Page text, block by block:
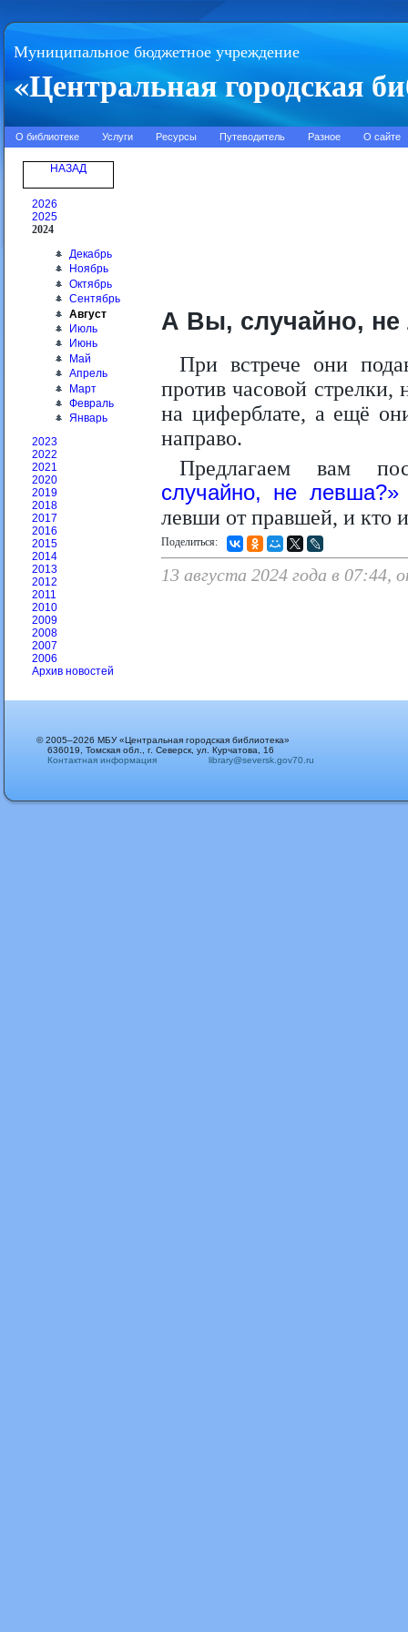
Муниципальное бюджетное учреждение
«Центральная городская
О библиотеке Услуги Ресурсы Путеводитель Разное О сайте
НАЗАД
2026
2025
2024
Декабрь
Ноябрь
Октябрь
Сентябрь
Август
Июль
Июнь
Май
Апрель
Март
Февраль
Январь
2023
2022
2021
2020
2019
2018
2017
2016
2015
2014
2013
2012
2011
2010
2009
2008
2007
2006
Архив новостей
А Вы, случайно,
При встрече они
против часовой
на циферблате, а ещё
направо.
Предлагаем вам
случайно, не
левши от правшей, и кто
Поделиться:
13 августа 2024 года в 07:44,
© 2005–2026 МБУ «Центральная городская библиотека»
636019, Томская обл., г. Северск, ул. Курчатова, 16
Контактная информация
library@seversk.gov70.ru